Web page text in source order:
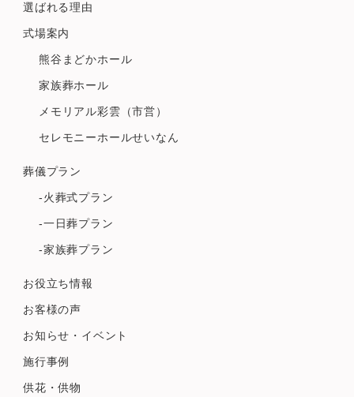
選ばれる理由
式場案内
熊谷まどかホール
家族葬ホール
メモリアル彩雲（市営）
セレモニーホールせいなん
葬儀プラン
-火葬式プラン
-一日葬プラン
-家族葬プラン
お役立ち情報
お客様の声
お知らせ・イベント
施行事例
供花・供物